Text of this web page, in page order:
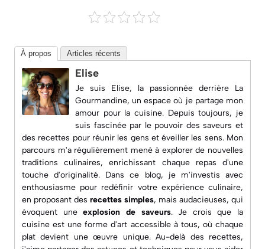
À propos Articles récents
Elise
Je suis Elise, la passionnée derrière La
Gourmandine, un espace où je partage mon
amour pour la cuisine. Depuis toujours, je
suis fascinée par le pouvoir des saveurs et
des recettes pour réunir les gens et éveiller les sens. Mon
parcours m'a régulièrement mené à explorer de nouvelles
traditions culinaires, enrichissant chaque repas d'une
touche d'originalité. Dans ce blog, je m'investis avec
enthousiasme pour redéfinir votre expérience culinaire,
en proposant des recettes simples, mais audacieuses, qui
évoquent uneexplosion de saveurs. Je crois que la
cuisine est une forme d'art accessible à tous, où chaque
plat devient une œuvre unique. Au-delà des recettes,